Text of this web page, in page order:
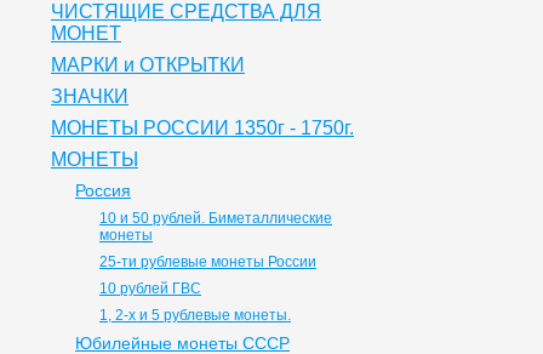
ЧИСТЯЩИЕ СРЕДСТВА ДЛЯ
МОНЕТ
МАРКИ и ОТКРЫТКИ
ЗНАЧКИ
МОНЕТЫ РОССИИ 1350г - 1750г.
МОНЕТЫ
Россия
10 и 50 рублей. Биметаллические
монеты
25-ти рублевые монеты России
10 рублей ГВС
1, 2-х и 5 рублевые монеты.
Юбилейные монеты СССР